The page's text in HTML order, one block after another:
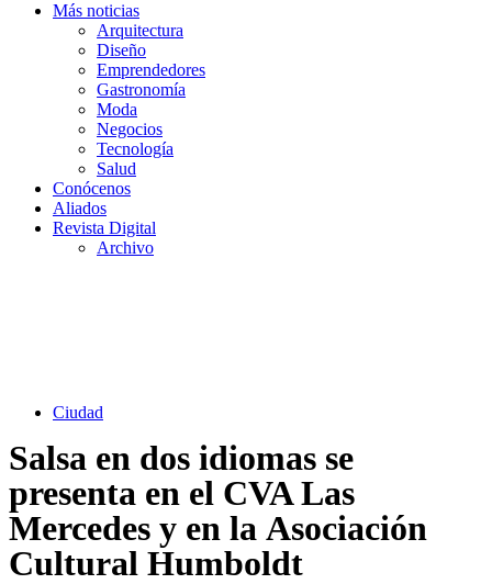
Más noticias
Arquitectura
Diseño
Emprendedores
Gastronomía
Moda
Negocios
Tecnología
Salud
Conócenos
Aliados
Revista Digital
Archivo
Ciudad
Salsa en dos idiomas se
presenta en el CVA Las
Mercedes y en la Asociación
Cultural Humboldt